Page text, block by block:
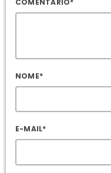
NOME*
E-MAIL*